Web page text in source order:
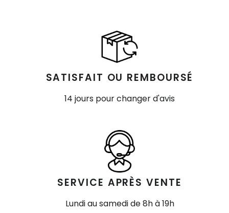
SATISFAIT OU REMBOURSÉ
14 jours pour changer d'avis
SERVICE APRÈS VENTE
Lundi au samedi de 8h à 19h